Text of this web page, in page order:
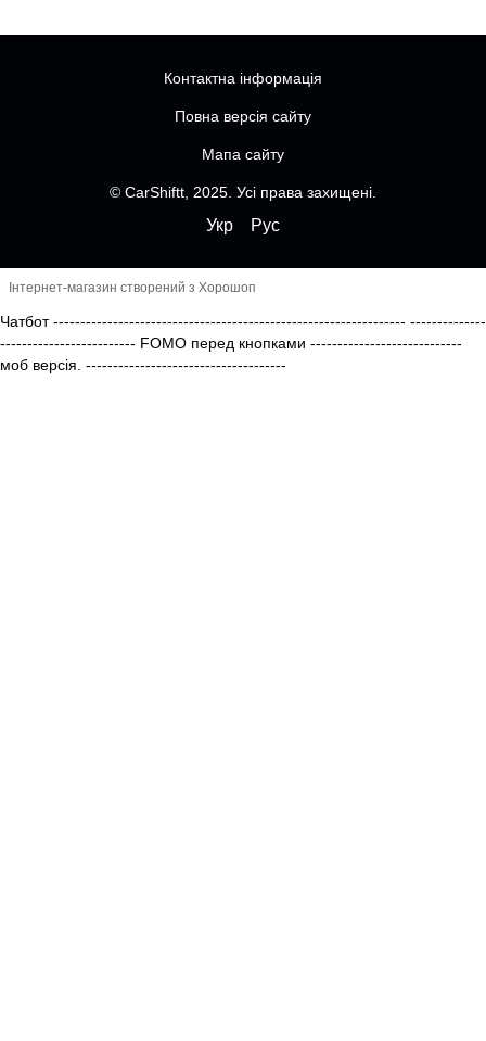
Контактна інформація
Повна версія сайту
Мапа сайту
© CarShiftt, 2025. Усі права захищені.
Укр Рус
Інтернет-магазин створений з Хорошоп
Чатбот----------------------------------------------------------------- --------------
------------------------- FOMO перед кнопками ----------------------------
моб версія. -------------------------------------